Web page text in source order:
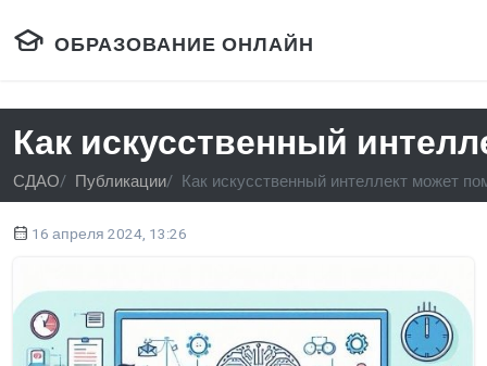
ОБРАЗОВАНИЕ ОНЛАЙН
Как искусственный
СДАО Публикации Как искусственный интеллект может
16 апреля 2024, 13:26